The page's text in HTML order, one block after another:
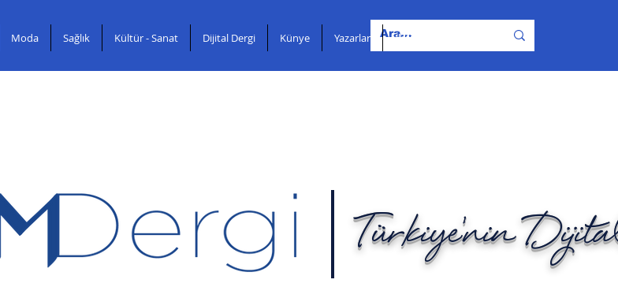
Moda Sağlık Kültür - Sanat Dijital Dergi Künye Yazarlar İletişim
Türkiye'nin